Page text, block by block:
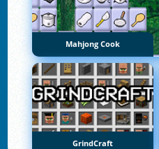
Mahjong Cook
GrindCraft